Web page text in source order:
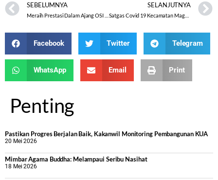
SEBELUMNYA SELANJUTNYA
Satgas Covid 19 Kecamatan Magelang Utara: Masyarakat Harus Terapkan 5M Saat Menggelar Akad Nikah Di Luar Kantor KUA
Facebook Twitter Telegram
WhatsApp Email Print
Penting
Pastikan Progres Berjalan Baik, Kakanwil Monitoring Pembangunan KUA
20 Mei 2026
Mimbar Agama Buddha: Melampaui Seribu Nasihat
18 Mei 2026